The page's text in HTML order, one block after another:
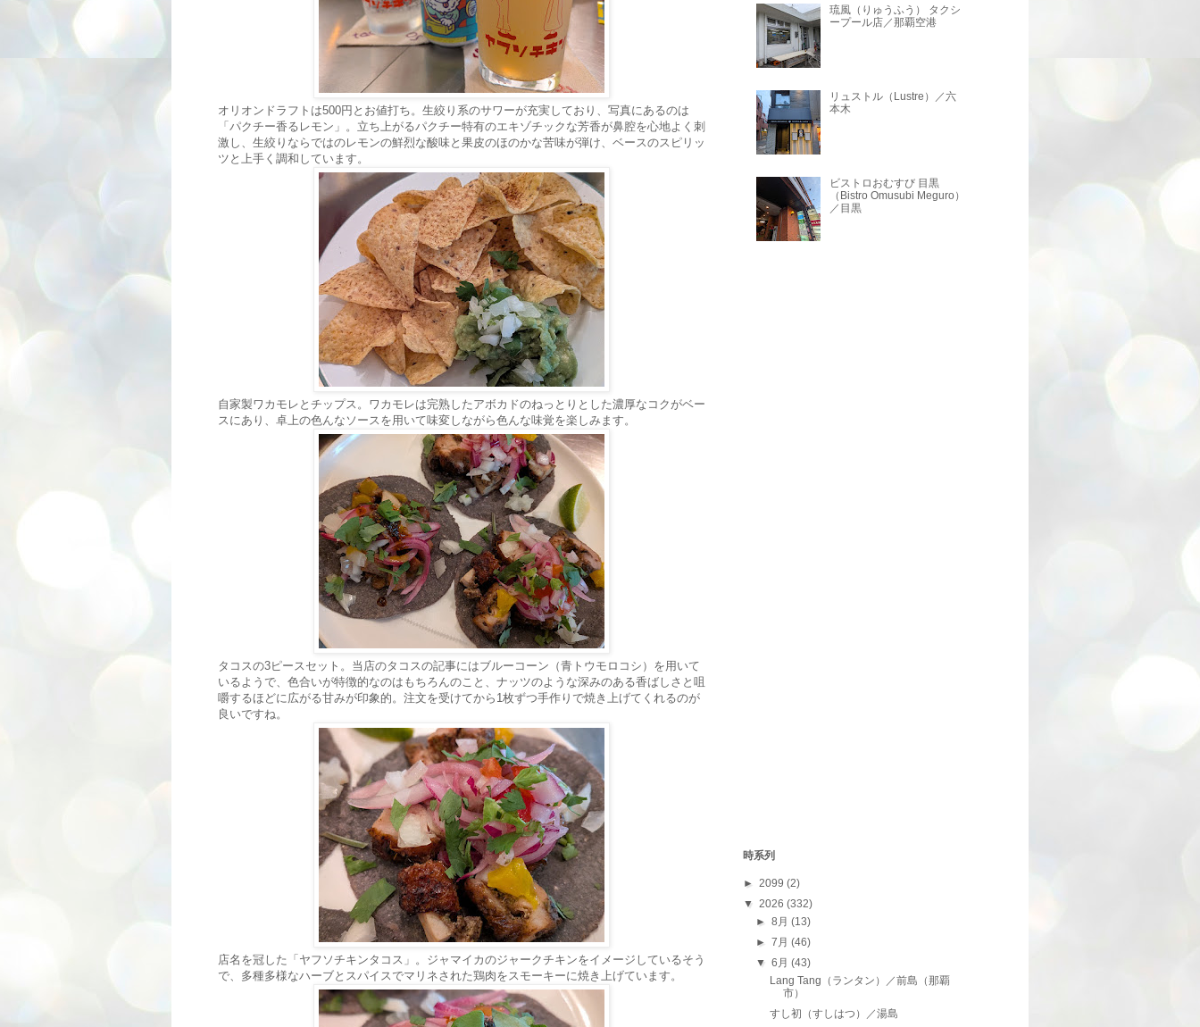
オリオンドラフトは500円とお値打ち。生絞り系のサワーが充実しており、写真にあるのは
「パクチー香るレモン」。立ち上がるパクチー特有のエキゾチックな芳香が鼻腔を心地よく刺
激し、生絞りならではのレモンの鮮烈な酸味と果皮のほのかな苦味が弾け、ベースのスピリッ
ツと上手く調和しています。
自家製ワカモレとチップス。ワカモレは完熟したアボカドのねっとりとした濃厚なコクがベー
スにあり、卓上の色んなソースを用いて味変しながら色んな味覚を楽しみます。
タコスの3ピースセット。当店のタコスの記事にはブルーコーン（青トウモロコシ）を用いて
いるようで、色合いが特徴的なのはもちろんのこと、ナッツのような深みのある香ばしさと咀
嚼するほどに広がる甘みが印象的。注文を受けてから1枚ずつ手作りで焼き上げてくれるのが
良いですね。
店名を冠した「ヤフソチキンタコス」。ジャマイカのジャークチキンをイメージしているそう
で、多種多様なハーブとスパイスでマリネされた鶏肉をスモーキーに焼き上げています。
琉風（りゅうふう） タクシ
ープール店／那覇空港
リュストル（Lustre）／六
本木
ビストロおむすび 目黒
（Bistro Omusubi Meguro）
／目黒
時系列
► 2099 (2)
▼ 2026 (332)
►8月(13)
►7月(46)
▼6月(43)
Lang Tang（ランタン）／前島（那覇
市）
すし初（すしはつ）／湯島